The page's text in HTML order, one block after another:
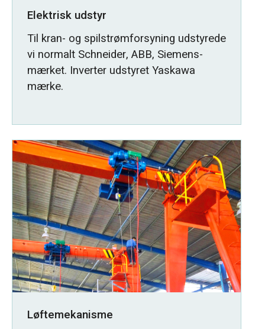
Elektrisk udstyr
Til kran- og spilstrømforsyning udstyrede
vi normalt Schneider, ABB, Siemens-
mærket. Inverter udstyret Yaskawa
mærke.
Løftemekanisme